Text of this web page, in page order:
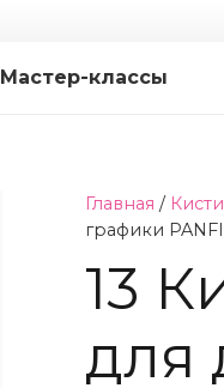
Мастер-классы
Главная /
графики
13
для